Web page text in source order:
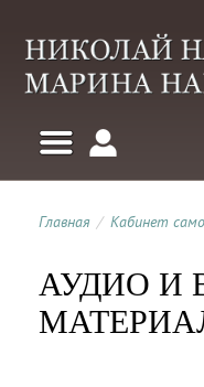
Главная / Кабинет
АУДИО И